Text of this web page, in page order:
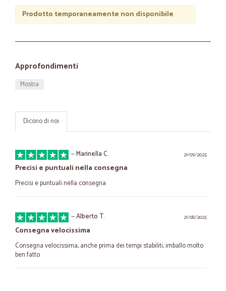
Prodotto temporaneamente non disponibile
Approfondimenti
Mostra
Dicono di noi
21/09/2025
—Marinella C.
Precisi e puntuali nella consegna
Precisi e puntuali nella consegna
21/08/2025
—Alberto T.
Consegna velocissima
Consegna velocissima, anche prima dei tempi stabiliti, imballo molto
ben fatto